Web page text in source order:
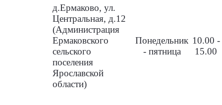
д.Ермаково, ул.
Центральная, д.12
(Администрация
Ермаковского
сельского
поселения
Ярославской
области)
Понедельник
- пятница
10.00 -
15.00